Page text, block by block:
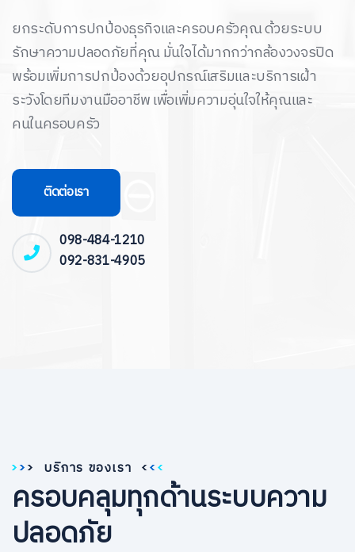
ยกระดับการปกป้องธุรกิจและครอบครัวคุณ ด้วยระบบ
รักษาความปลอดภัยที่คุณ มั่นใจได้มากกว่ากล้องวงจรปิด
พร้อมเพิ่มการปกป้องด้วยอุปกรณ์เสริมและบริการเฝ้า
ระวังโดยทีมงานมืออาชีพ เพื่อเพิ่มความอุ่นใจให้คุณและ
คนในครอบครัว
ติดต่อเรา
098-484-1210
092-831-4905
บริการ ของเรา
ครอบคลุมทุกด้านระบบความ
ปลอดภัย